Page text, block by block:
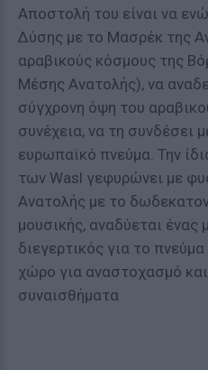
Αποστολή του είναι να
Δύσης με το Μασρέκ της
αραβικούς κόσμους της
Μέσης Ανατολής), να
σύγχρονη όψη του
συνέχεια, να τη συνδέσει
ευρωπαϊκό πνεύμα. Την
των Wasl γεφυρώνει με
Ανατολής με το
μουσικής, αναδύεται ένας
διεγερτικός για το
χώρο για αναστοχασμό
συναισθήματα